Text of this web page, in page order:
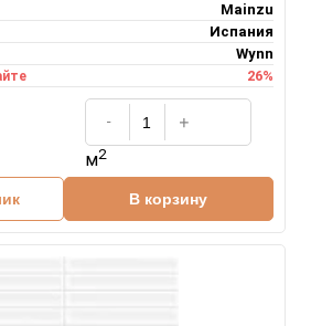
Mainzu
Испания
Wynn
26%
м2
В корзину